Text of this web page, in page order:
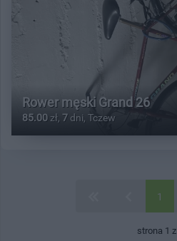
Rower męski Grand 26
85.00 zł, 7 dni, Tczew
1
strona 1 z